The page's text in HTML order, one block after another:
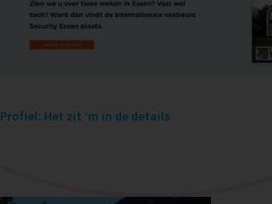
Profiel: Het zit ‘m in de details